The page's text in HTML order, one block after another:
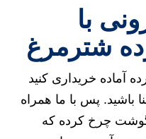
با
شترمرغ
آماده خریداری کنید
باشید. پس با ما همراه
گوشت چرخ کرده که